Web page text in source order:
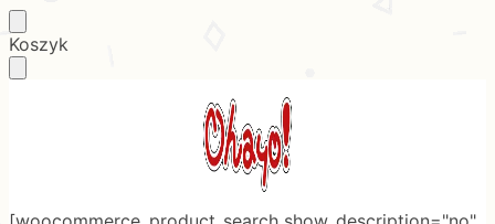
Skip
to
Skip
to
Koszyk